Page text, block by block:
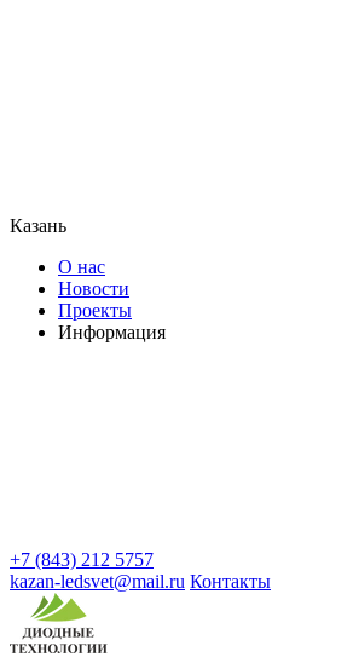
Казань
О нас
Новости
Проекты
Информация
+7 (843) 212 5757
kazan-ledsvet@mail.ru Контакты